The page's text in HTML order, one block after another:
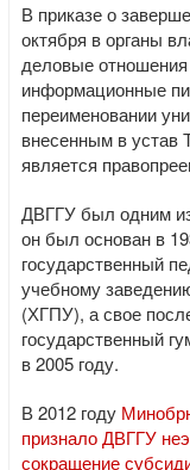
В приказе о
октября в органы
деловые
информационные
переименовании
внесенным в устав
является
ДВГГУ был одним
он был основан в
государственный
учебному
(ХГПУ), а свое
государственный
в 2005 году.
В 2012 году
признало ДВГГУ
сокращение